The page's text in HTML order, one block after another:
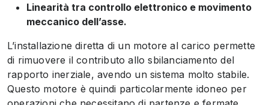
Linearità tra controllo elettronico e movimento
meccanico dell’asse.
L’installazione diretta di un motore al carico permette
di rimuovere il contributo allo sbilanciamento del
rapporto inerziale, avendo un sistema molto stabile.
Questo motore è quindi particolarmente idoneo per